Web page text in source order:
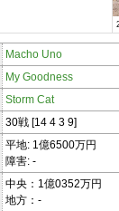
Macho Uno
My Goodness
Storm Cat
30戦 [14 4 3 9]
平地: 1億6500万円
障害: -
中央：1億0352万円
地方：-